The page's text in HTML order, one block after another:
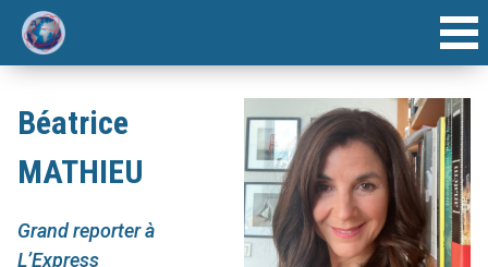
ARTICLE
Béatrice
MATHIEU
Grand reporter à
L’Express